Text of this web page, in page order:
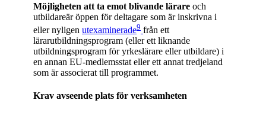
Möjligheten att ta emot blivande lärare och
utbildareär öppen för deltagare som är inskrivna i
eller nyligen utexaminerade9 från ett
lärarutbildningsprogram (eller ett liknande
utbildningsprogram för yrkeslärare eller utbildare) i
en annan EU-medlemsstat eller ett annat tredjeland
som är associerat till programmet.
Krav avseende plats för verksamheten